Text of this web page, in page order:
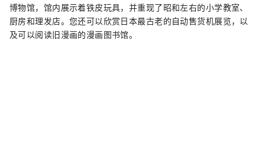
博物馆，馆内展示着铁皮玩具，并重现了昭和左右的小学教室、
厨房和理发店。您还可以欣赏日本最古老的自动售货机展览，以
及可以阅读旧漫画的漫画图书馆。